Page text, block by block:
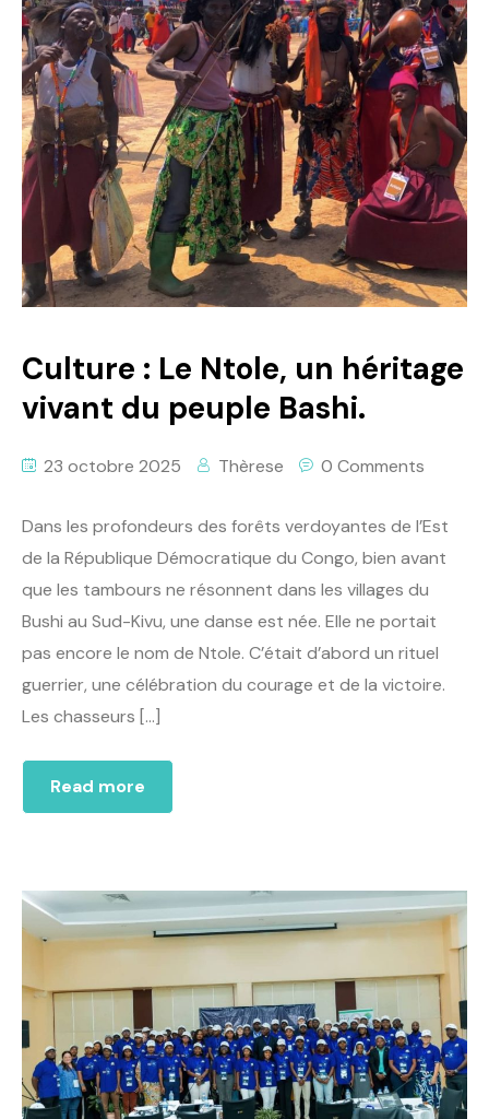
Culture : Le Ntole, un héritage
vivant du peuple Bashi.
23 octobre 2025 Thèrese 0 Comments
Dans les profondeurs des forêts verdoyantes de l’Est
de la République Démocratique du Congo, bien avant
que les tambours ne résonnent dans les villages du
Bushi au Sud-Kivu, une danse est née. Elle ne portait
pas encore le nom de Ntole. C’était d’abord un rituel
guerrier, une célébration du courage et de la victoire.
Les chasseurs […]
Read more